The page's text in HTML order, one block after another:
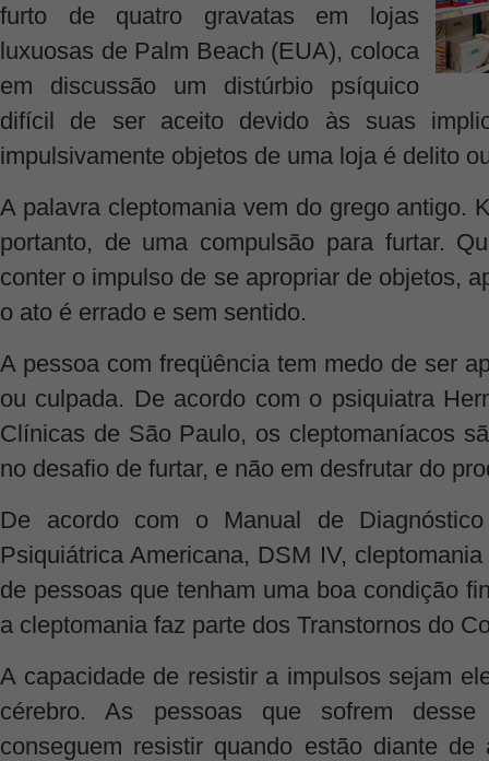
furto de quatro gravatas em lojas
luxuosas de Palm Beach (EUA), coloca
em discussão um distúrbio psíquico
difícil de ser aceito devido às suas
impulsivamente objetos de uma loja é delito
A palavra cleptomania vem do grego antigo.
portanto, de uma compulsão para furtar.
conter o impulso de se apropriar de objetos,
o ato é errado e sem sentido.
A pessoa com freqüência tem medo de ser
ou culpada. De acordo com o psiquiatra
Clínicas de São Paulo, os cleptomaníacos
no desafio de furtar, e não em desfrutar do
De acordo com o Manual de
Psiquiátrica Americana, DSM IV,
de pessoas que tenham uma boa condição
a cleptomania faz parte dos Transtornos do
A capacidade de resistir a impulsos sejam
cérebro. As pessoas que sofrem desse
conseguem resistir quando estão diante